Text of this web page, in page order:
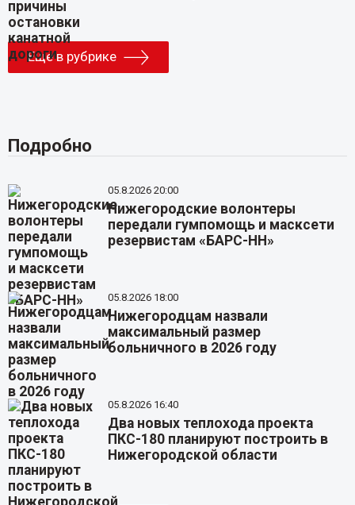
Еще в рубрике
Подробно
05.8.2026 20:00
Нижегородские волонтеры
передали гумпомощь и масксети
резервистам «БАРС-НН»
05.8.2026 18:00
Нижегородцам назвали
максимальный размер
больничного в 2026 году
05.8.2026 16:40
Два новых теплохода проекта
ПКС-180 планируют построить в
Нижегородской области